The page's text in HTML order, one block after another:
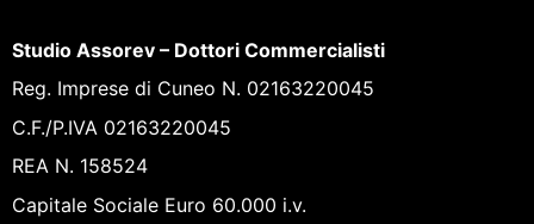
Studio Assorev – Dottori Commercialisti
Reg. Imprese di Cuneo N. 02163220045
C.F./P.IVA 02163220045
REA N. 158524
Capitale Sociale Euro 60.000 i.v.